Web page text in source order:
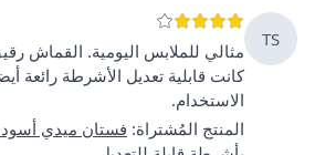
TS
مثالي للملابس اليومية. القماش
كانت قابلية تعديل الأشرطة رائعة
الاستخدام.
المنتج المُشتراة: فستان ميدي